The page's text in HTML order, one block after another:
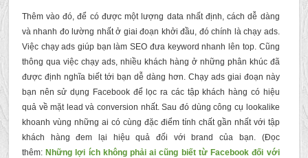
Thêm vào đó, để có được một lượng data nhất định, cách dễ dàng
và nhanh đo lường nhất ở giai đoạn khởi đầu, đó chính là chạy ads.
Việc chạy ads giúp bạn làm SEO đưa keyword nhanh lên top. Cũng
thông qua việc chạy ads, nhiều khách hàng ở những phân khúc đã
được định nghĩa biết tới bạn dễ dàng hơn. Chạy ads giai đoạn này
bạn nên sử dụng Facebook để lọc ra các tập khách hàng có hiệu
quả về mặt lead và conversion nhất. Sau đó dùng công cụ lookalike
khoanh vùng những ai có cùng đặc điểm tính chất gần nhất với tập
khách hàng đem lại hiệu quả đối với brand của bạn. (Đọc
thêm: Những lợi ích không phải ai cũng biết từ Facebook đối với